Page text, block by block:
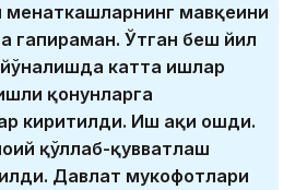
меҳнаткашларнинг мавқеини
гапираман. Ўтган беш йил
катта ишлар
қонунларга
киритилди. Иш ҳақи ошди.
қўллаб-қувватлаш
Давлат мукофотлари